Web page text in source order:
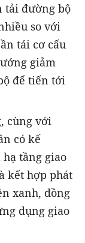
tải đường bộ
so với
tái cơ cấu
giảm
để tiến tới
cùng với
có kế
tầng giao
kết hợp phát
xanh, đồng
dụng giao